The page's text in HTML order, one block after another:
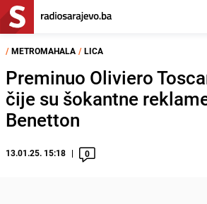
/ METROMAHALA / LICA
Preminuo Oliviero
čije su šokantne
Benetton
13.01.25. 15:18 0